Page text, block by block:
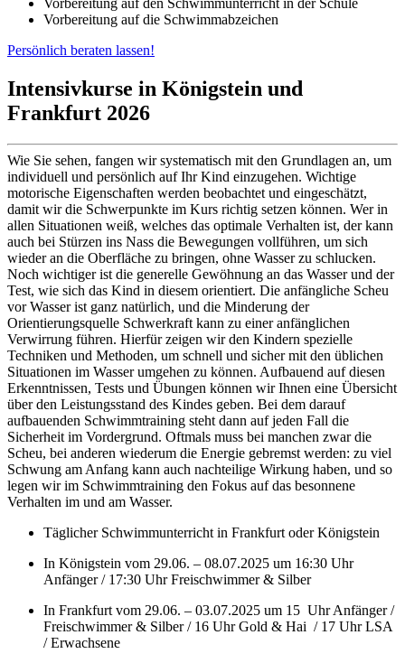
Vorbereitung auf den Schwimmunterricht in der Schule
Vorbereitung auf die Schwimmabzeichen
Persönlich beraten lassen!
Intensivkurse in Königstein und
Frankfurt 2026
Wie Sie sehen, fangen wir systematisch mit den Grundlagen an, um
individuell und persönlich auf Ihr Kind einzugehen. Wichtige
motorische Eigenschaften werden beobachtet und eingeschätzt,
damit wir die Schwerpunkte im Kurs richtig setzen können. Wer in
allen Situationen weiß, welches das optimale Verhalten ist, der kann
auch bei Stürzen ins Nass die Bewegungen vollführen, um sich
wieder an die Oberfläche zu bringen, ohne Wasser zu schlucken.
Noch wichtiger ist die generelle Gewöhnung an das Wasser und der
Test, wie sich das Kind in diesem orientiert. Die anfängliche Scheu
vor Wasser ist ganz natürlich, und die Minderung der
Orientierungsquelle Schwerkraft kann zu einer anfänglichen
Verwirrung führen. Hierfür zeigen wir den Kindern spezielle
Techniken und Methoden, um schnell und sicher mit den üblichen
Situationen im Wasser umgehen zu können. Aufbauend auf diesen
Erkenntnissen, Tests und Übungen können wir Ihnen eine Übersicht
über den Leistungsstand des Kindes geben. Bei dem darauf
aufbauenden Schwimmtraining steht dann auf jeden Fall die
Sicherheit im Vordergrund. Oftmals muss bei manchen zwar die
Scheu, bei anderen wiederum die Energie gebremst werden: zu viel
Schwung am Anfang kann auch nachteilige Wirkung haben, und so
legen wir im Schwimmtraining den Fokus auf das besonnene
Verhalten im und am Wasser.
Täglicher Schwimmunterricht in Frankfurt oder Königstein
In Königstein vom 29.06. – 08.07.2025 um 16:30 Uhr
Anfänger / 17:30 Uhr Freischwimmer & Silber
In Frankfurt vom 29.06. – 03.07.2025 um 15 Uhr Anfänger /
Freischwimmer & Silber / 16 Uhr Gold & Hai / 17 Uhr LSA
/ Erwachsene